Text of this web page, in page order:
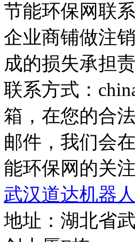
节能环保网联
企业商铺做注
成的损失承担责
联系方式：
箱，在您的合
邮件，我们会
能环保网的关
武汉道达机器
地址：湖北省